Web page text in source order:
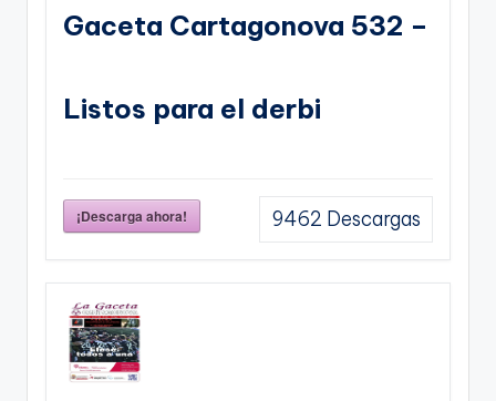
Gaceta Cartagonova 532 –
Listos para el derbi
¡Descarga ahora! 9462 Descargas